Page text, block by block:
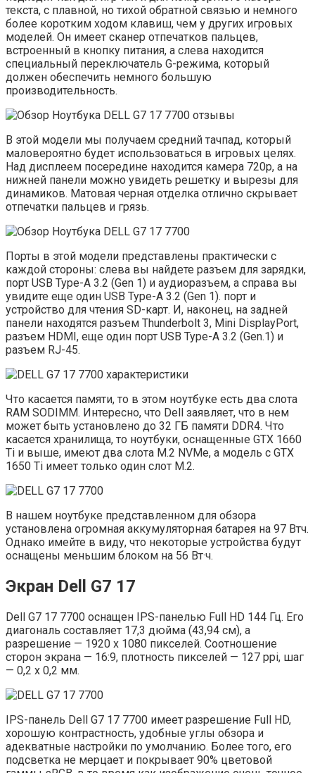
текста, с плавной, но тихой обратной связью и немного
более коротким ходом клавиш, чем у других игровых
моделей. Он имеет сканер отпечатков пальцев,
встроенный в кнопку питания, а слева находится
специальный переключатель G-режима, который
должен обеспечить немного большую
производительность.
В этой модели мы получаем средний тачпад, который
маловероятно будет использоваться в игровых целях.
Над дисплеем посередине находится камера 720p, а на
нижней панели можно увидеть решетку и вырезы для
динамиков. Матовая черная отделка отлично скрывает
отпечатки пальцев и грязь.
Порты в этой модели представлены практически с
каждой стороны: слева вы найдете разъем для зарядки,
порт USB Type-A 3.2 (Gen 1) и аудиоразъем, а справа вы
увидите еще один USB Type-A 3.2 (Gen 1). порт и
устройство для чтения SD-карт. И, наконец, на задней
панели находятся разъем Thunderbolt 3, Mini DisplayPort,
разъем HDMI, еще один порт USB Type-A 3.2 (Gen.1) и
разъем RJ-45.
Что касается памяти, то в этом ноутбуке есть два слота
RAM SODIMM. Интересно, что Dell заявляет, что в нем
может быть установлено до 32 ГБ памяти DDR4. Что
касается хранилища, то ноутбуки, оснащенные GTX 1660
Ti и выше, имеют два слота M.2 NVMe, а модель с GTX
1650 Ti имеет только один слот M.2.
В нашем ноутбуке представленном для обзора
установлена ​​огромная аккумуляторная батарея на 97 Втч.
Однако имейте в виду, что некоторые устройства будут
оснащены меньшим блоком на 56 Вт·ч.
Экран Dell G7 17
Dell G7 17 7700 оснащен IPS-панелью Full HD 144 Гц. Его
диагональ составляет 17,3 дюйма (43,94 см), а
разрешение — 1920 х 1080 пикселей. Соотношение
сторон экрана — 16:9, плотность пикселей — 127 ppi, шаг
— 0,2 х 0,2 мм.
IPS-панель Dell G7 17 7700 имеет разрешение Full HD,
хорошую контрастность, удобные углы обзора и
адекватные настройки по умолчанию. Более того, его
подсветка не мерцает и покрывает 90% цветовой